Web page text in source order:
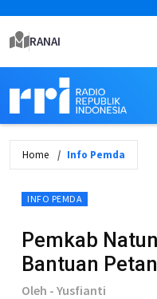
RANAI
Home Info Pemda
INFO PEMDA
Pemkab
Bantuan
Oleh - Yusfianti